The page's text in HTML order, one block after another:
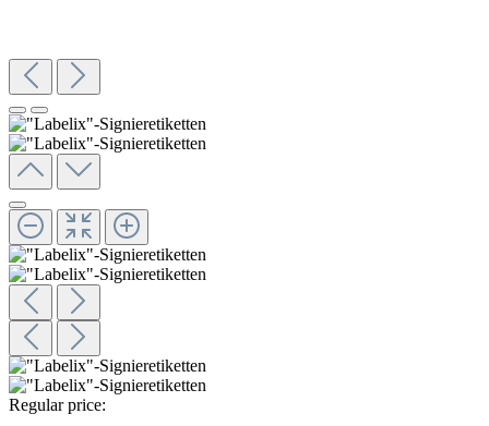
Regular price: